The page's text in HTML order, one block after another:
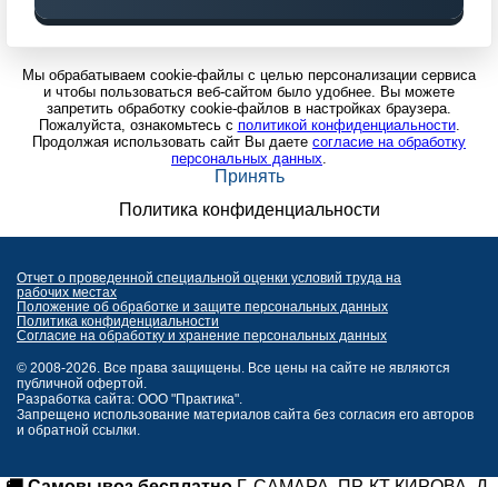
Мы обрабатываем cookie-файлы с целью персонализации сервиса
и чтобы пользоваться веб-сайтом было удобнее. Вы можете
запретить обработку cookie-файлов в настройках браузера.
Пожалуйста, ознакомьтесь с политикой конфиденциальности.
Продолжая использовать сайт Вы даете согласие на обработку
персональных данных.
Принять
Политика конфиденциальности
Отчет о проведенной специальной оценки условий труда на
рабочих местах
Положение об обработке и защите персональных данных
Политика конфиденциальности
Согласие на обработку и хранение персональных данных
© 2008-2026. Все права защищены. Все цены на сайте не являются
публичной офертой.
Разработка сайта: ООО "Практика".
Запрещено использование материалов сайта без согласия его авторов
и обратной ссылки.